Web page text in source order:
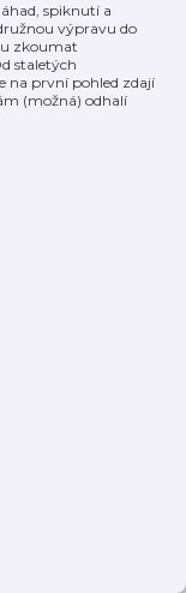
spiknutí a
výpravu do
zkoumat
staletých
na první pohled zdají
(možná) odhalí